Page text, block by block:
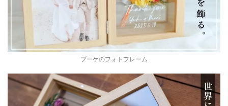
ブーケのフォトフレーム